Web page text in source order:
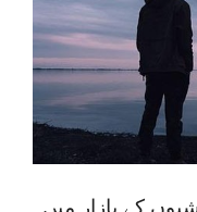
کے بازار میں